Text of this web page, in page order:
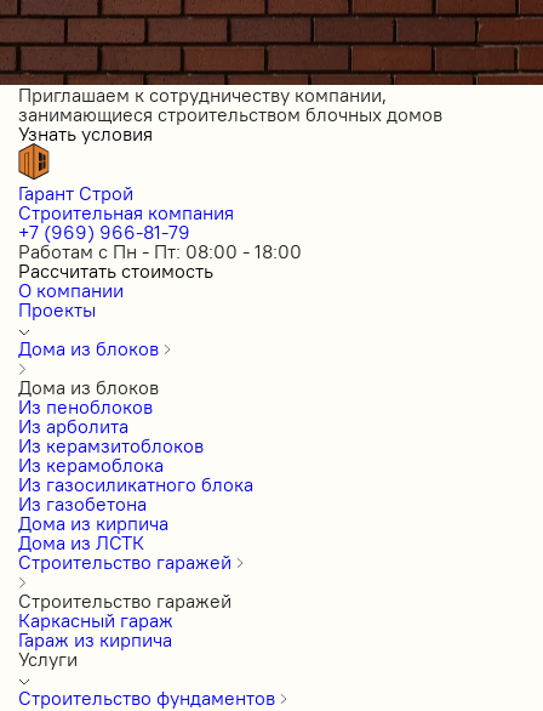
Приглашаем к сотрудничеству компании,
занимающиеся строительством блочных домов
Узнать условия
Гарант Строй
Строительная компания
+7 (969) 966-81-79
Работам с Пн - Пт: 08:00 - 18:00
Рассчитать стоимость
О компании
Проекты
Дома из блоков
Дома из блоков
Из пеноблоков
Из арболита
Из керамзитоблоков
Из керамоблока
Из газосиликатного блока
Из газобетона
Дома из кирпича
Дома из ЛСТК
Строительство гаражей
Строительство гаражей
Каркасный гараж
Гараж из кирпича
Услуги
Строительство фундаментов